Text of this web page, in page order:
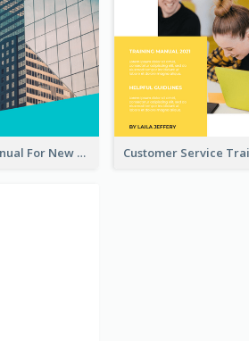
Training Manual For New Employee